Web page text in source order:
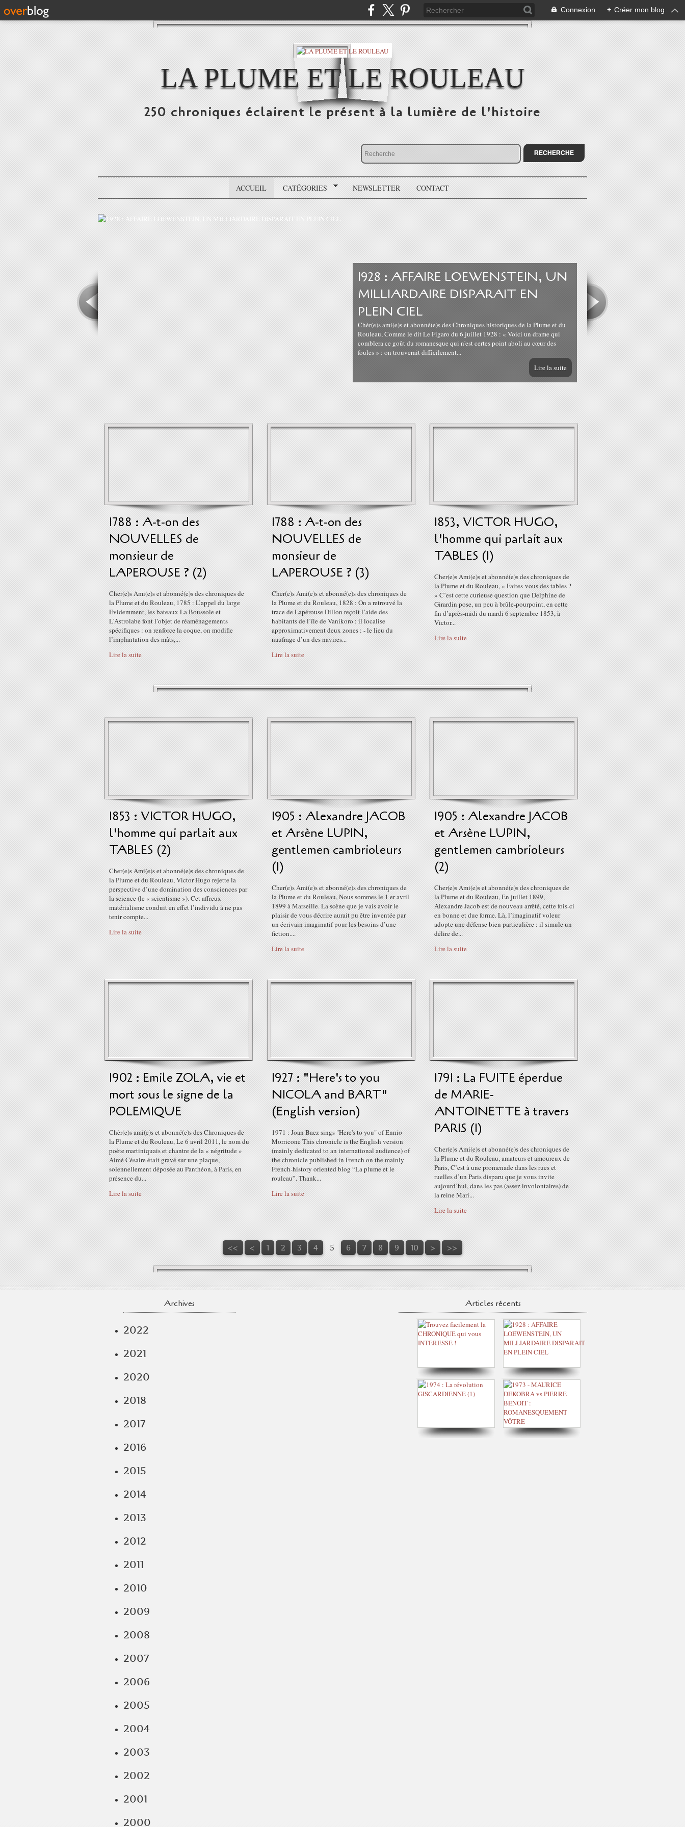
Connexion + Créer mon blog
LA PLUME ET LE ROULEAU
250 chroniques éclairent le présent à la lumière de l'histoire
ACCUEIL CATÉGORIES NEWSLETTER CONTACT
1928 : AFFAIRE LOEWENSTEIN, UN
MILLIARDAIRE DISPARAIT EN
PLEIN CIEL
Chèr(e)s ami(e)s et abonné(e)s des Chroniques historiques de la Plume et du
Rouleau, Comme le dit Le Figaro du 6 juillet 1928 : « Voici un drame qui
comblera ce goût du romanesque qui n'est certes point aboli au cœur des
foules » : on trouverait difficilement...
Lire la suite
1788 : A-t-on des
NOUVELLES de
monsieur de
LAPEROUSE ? (2)
Cher(e)s Ami(e)s et abonné(e)s des chroniques de
la Plume et du Rouleau, 1785 : L’appel du large
Evidemment, les bateaux La Boussole et
L'Astrolabe font l’objet de réaménagements
spécifiques : on renforce la coque, on modifie
l’implantation des mâts,...
Lire la suite
1788 : A-t-on des
NOUVELLES de
monsieur de
LAPEROUSE ? (3)
Cher(e)s Ami(e)s et abonné(e)s des chroniques de
la Plume et du Rouleau, 1828 : On a retrouvé la
trace de Lapérouse Dillon reçoit l’aide des
habitants de l’île de Vanikoro : il localise
approximativement deux zones : - le lieu du
naufrage d’un des navires...
Lire la suite
1853, VICTOR HUGO,
l'homme qui parlait aux
TABLES (1)
Cher(e)s Ami(e)s et abonné(e)s des chroniques de
la Plume et du Rouleau, « Faites-vous des tables ?
» C’est cette curieuse question que Delphine de
Girardin pose, un peu à brûle-pourpoint, en cette
fin d’après-midi du mardi 6 septembre 1853, à
Victor...
Lire la suite
1853 : VICTOR HUGO,
l'homme qui parlait aux
TABLES (2)
Cher(e)s Ami(e)s et abonné(e)s des chroniques de
la Plume et du Rouleau, Victor Hugo rejette la
perspective d’une domination des consciences par
la science (le « scientisme »). Cet affreux
matérialisme conduit en effet l’individu à ne pas
tenir compte...
Lire la suite
1905 : Alexandre JACOB
et Arsène LUPIN,
gentlemen cambrioleurs
(1)
Cher(e)s Ami(e)s et abonné(e)s des chroniques de
la Plume et du Rouleau, Nous sommes le 1 er avril
1899 à Marseille. La scène que je vais avoir le
plaisir de vous décrire aurait pu être inventée par
un écrivain imaginatif pour les besoins d’une
fiction....
Lire la suite
1905 : Alexandre JACOB
et Arsène LUPIN,
gentlemen cambrioleurs
(2)
Cher(e)s Ami(e)s et abonné(e)s des chroniques de
la Plume et du Rouleau, En juillet 1899,
Alexandre Jacob est de nouveau arrêté, cette fois-ci
en bonne et due forme. Là, l’imaginatif voleur
adopte une défense bien particulière : il simule un
délire de...
Lire la suite
1902 : Emile ZOLA, vie et
mort sous le signe de la
POLEMIQUE
Chèr(e)s ami(e)s et abonné(e)s des Chroniques de
la Plume et du Rouleau, Le 6 avril 2011, le nom du
poète martiniquais et chantre de la « négritude »
Aimé Césaire était gravé sur une plaque,
solennellement déposée au Panthéon, à Paris, en
présence du...
Lire la suite
1927 : "Here's to you
NICOLA and BART"
(English version)
1971 : Joan Baez sings "Here's to you" of Ennio
Morricone This chronicle is the English version
(mainly dedicated to an international audience) of
the chronicle published in French on the mainly
French-history oriented blog “La plume et le
rouleau”. Thank...
Lire la suite
1791 : La FUITE éperdue
de MARIE-
ANTOINETTE à travers
PARIS (1)
Cher(e)s Ami(e)s et abonné(e)s des chroniques de
la Plume et du Rouleau, amateurs et amoureux de
Paris, C’est à une promenade dans les rues et
ruelles d’un Paris disparu que je vous invite
aujourd’hui, dans les pas (assez involontaires) de
la reine Mari...
Lire la suite
<< < 1 2 3 4 5 6 7 8 9 10 20
30
> >>
Archives
2022
2021
2020
2018
2017
2016
2015
2014
2013
2012
2011
2010
2009
2008
2007
2006
2005
2004
2003
2002
2001
2000
Articles récents